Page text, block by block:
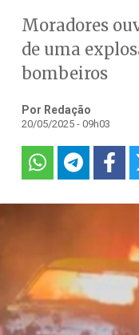
Moradores
de uma
bombeiros
Por Redação
20/05/2025 - 09h03